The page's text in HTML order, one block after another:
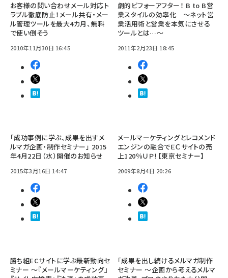
お客様の問い合わせメール対応ト
ラブル徹底防止！メール共有・メー
ル管理ツールを最大4カ月、無料
で使い倒そう
2010年11月30日 16:45
劇的ビフォーアフター！ B to B営
業スタイルの効率化 ～ネット営
業活用術と営業を本気にさせる
ツールとは…～
2011年2月23日 18:45
「成功事例に学ぶ、成果を出すメ
ルマガ企画・制作セミナー」 2015
年4月22日（水）開催のお知らせ
2015年3月16日 14:47
メールマーケティングとレコメンド
エンジンの融合でＥＣサイトの売
上120％ＵＰ！【東京セミナー】
2009年8月4日 20:26
勝ち組ECサイトに学ぶ最新動向セ
ミナー ～『メールマーケティング』
「成果を出し続けるメルマガ制作
セミナー ～企画から考えるメルマ